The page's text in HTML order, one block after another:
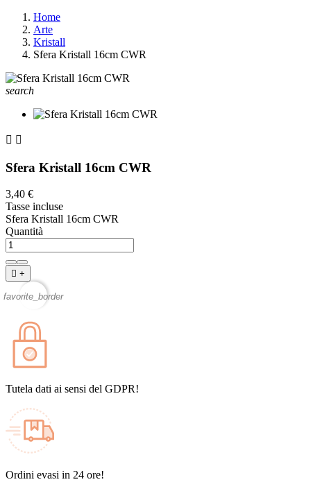
Home
Arte
Kristall
Sfera Kristall 16cm CWR
search
 
Sfera Kristall 16cm CWR
3,40 €
Tasse incluse
Sfera Kristall 16cm CWR
Quantità
 +
favorite_border
Tutela dati ai sensi del GDPR!
Ordini evasi in 24 ore!